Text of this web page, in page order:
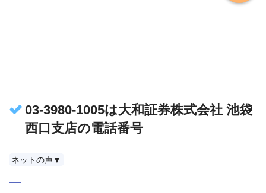
03-3980-1005は大和証券株式会社 池袋
西口支店の電話番号
ネットの声▼